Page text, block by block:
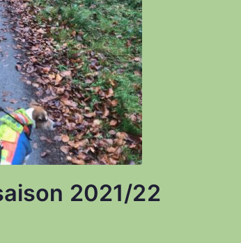
2021/22